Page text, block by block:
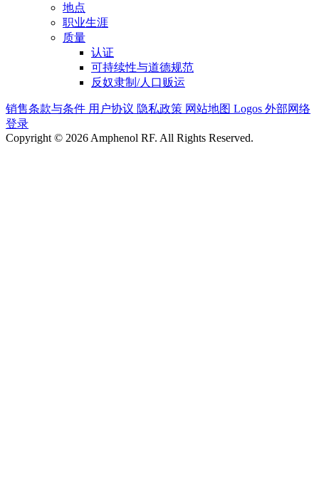
地点
职业生涯
质量
认证
可持续性与道德规范
反奴隶制/人口贩运
销售条款与条件 用户协议 隐私政策 网站地图 Logos 外部网络
登录
Copyright © 2026 Amphenol RF. All Rights Reserved.